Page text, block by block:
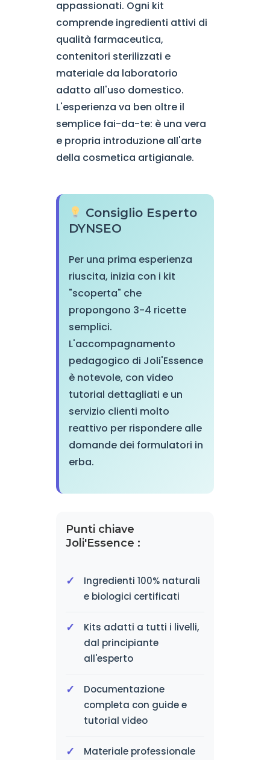
appassionati. Ogni kit
comprende ingredienti attivi di
qualità farmaceutica,
contenitori sterilizzati e
materiale da laboratorio
adatto all'uso domestico.
L'esperienza va ben oltre il
semplice fai-da-te: è una vera
e propria introduzione all'arte
della cosmetica artigianale.
Consiglio Esperto
DYNSEO
Per una prima esperienza
riuscita, inizia con i kit
"scoperta" che
propongono 3-4 ricette
semplici.
L'accompagnamento
pedagogico di Joli'Essence
è notevole, con video
tutorial dettagliati e un
servizio clienti molto
reattivo per rispondere alle
domande dei formulatori in
erba.
Punti chiave
Joli'Essence :
Ingredienti 100% naturali
e biologici certificati
Kits adatti a tutti i livelli,
dal principiante
all'esperto
Documentazione
completa con guide e
tutorial video
Materiale professionale